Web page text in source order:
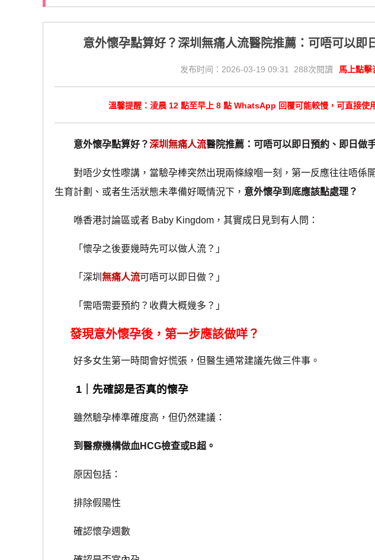
意外懷孕點算好？深圳無痛人流醫院推薦：可唔可以即
发布时间：2026-03-19 09:31 288次閱讀 馬上點擊
溫馨提醒：淩晨 12 點至早上 8 點 WhatsApp 回覆可能較慢，可直接使
意外懷孕點算好？深圳無痛人流醫院推薦：可唔可以即日預約、即日做
對唔少女性嚟講，當驗孕棒突然出現兩條線嗰一刻，第一反應往往唔係
生育計劃、或者生活狀態未準備好嘅情況下， 意外懷孕到底應該點處理？
喺香港討論區或者 Baby Kingdom，其實成日見到有人問：
「懷孕之後要幾時先可以做人流？」
「深圳無痛人流可唔可以即日做？」
「需唔需要預約？收費大概幾多？」
發現意外懷孕後，第一步應該做咩？
好多女生第一時間會好慌張，但醫生通常建議先做三件事。
1｜先確認是否真的懷孕
雖然驗孕棒準確度高，但仍然建議：
到醫療機構做血HCG檢查或B超。
原因包括：
排除假陽性
確認懷孕週數